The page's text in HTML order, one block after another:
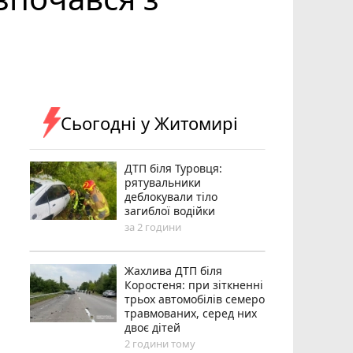
Сьогодні у Житомирі
ДТП біля Туровця:
рятувальники
деблокували тіло
загиблої водійки
за 2 години
Жахлива ДТП біля
Коростеня: при зіткненні
трьох автомобілів семеро
травмованих, серед них
двоє дітей
2 години тому